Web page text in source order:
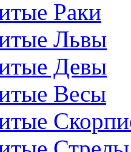
Раки
Львы
Девы
Весы